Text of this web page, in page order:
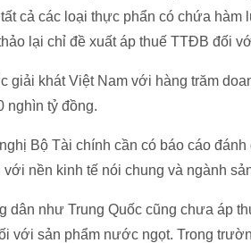
cả các loại thực phẩn có chứa
lại chỉ đề xuất áp thuế TTĐB đối
giải khát Việt Nam với hàng trăm
nghìn tỷ đồng.
Bộ Tài chính cần có báo cáo
nền kinh tế nói chung và ngành
dân như Trung Quốc cũng chưa áp
với sản phẩm nước ngọt. Trong